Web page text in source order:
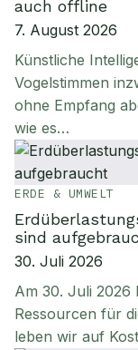
auch offline
7. August 2026
Künstliche
Vogelstimmen
ohne Empfang
wie es…
ERDE & UMWELT
sind
30. Juli 2026
Am 30. Juli 2026
Ressourcen für
leben wir auf